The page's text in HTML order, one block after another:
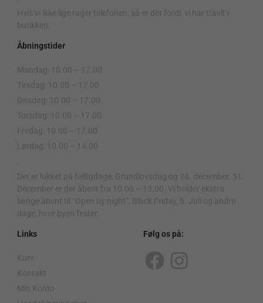
Hvis vi ikke lige tager telefonen, så er det fordi, vi har travlt i
butikken.
Åbningstider
Mandag: 10.00 – 17.00
Tirsdag: 10.00 – 17.00
Onsdag: 10.00 – 17.00
Torsdag: 10.00 – 17.00
Fredag: 10.00 – 17.00
Lørdag: 10.00 – 14.00
Der er lukket på helligdage, Grundlovsdag og 24. december. 31.
December er der åbent fra 10.00 – 13.00. Vi holder ekstra
længe åbent til “Open by night”, Black Friday, 5. Juli og andre
dage, hvor byen fester.
Links
Kurv
Kontakt
Min Konto
Følg os på:
F
I